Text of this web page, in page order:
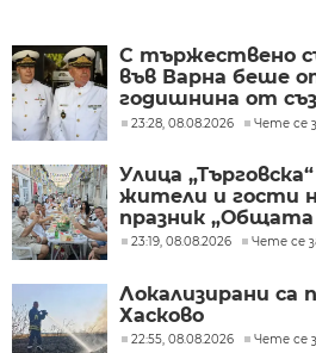
С тържествено
във Варна беше
годишнина от
Военноморските
23:28, 08.08.2026 Чете се
Улица
жители и гости
празник „Общата
23:19, 08.08.2026 Чете се
Локализирани са
Хасково
22:55, 08.08.2026 Чете се